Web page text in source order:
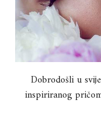
Dobrodošli u
inspiriranog